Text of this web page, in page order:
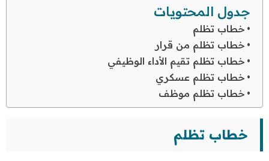
جدول المحتويات
خطاب تظلم
خطاب تظلم من قرار
خطاب تظلم تقيم الأداء الوظيفي
خطاب تظلم عسكري
خطاب تظلم موظف
خطاب تظلم